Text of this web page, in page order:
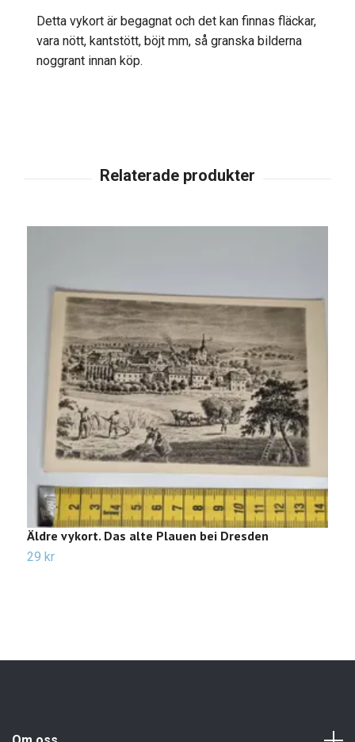
Detta vykort är begagnat och det kan finnas fläckar,
vara nött, kantstött, böjt mm, så granska bilderna
noggrant innan köp.
Äldre vykort. Das alte Plauen bei Dresden
29 kr